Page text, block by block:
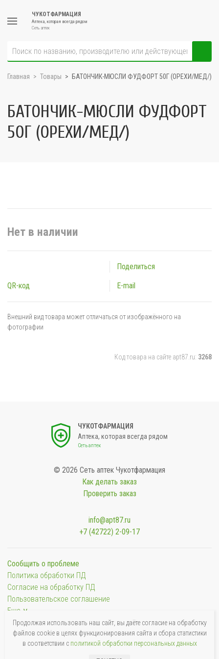
ЧУКОТФАРМАЦИЯ
Аптека, которая всегда рядом
Сеть аптек
Главная Товары БАТОНЧИК-MЮСЛИ ФУДФОРТ 50Г (ОРЕХИ/МЕД/)
БАТОНЧИК-MЮСЛИ ФУДФОРТ
50Г (ОРЕХИ/МЕД/)
Нет в наличии
Поделиться
QR-код E-mail
Внешний вид товара может отличаться от изображённого на
фотографии
Код товара на сайте apt87.ru: 3268
ЧУКОТФАРМАЦИЯ
Аптека, которая всегда рядом
Сеть аптек
© 2026 Сеть аптек Чукотфармация
Как делать заказ
Проверить заказ
info@apt87.ru
+7 (42722) 2-09-17
Сообщить о проблеме
Политика обработки ПД
Согласие на обработку ПД
Пользовательское соглашение
Еще ∨
Продолжая использовать наш сайт, вы даёте согласие на обработку
файлов cookie в целях функционирования сайта и сбора статистики
в соответствии с политикой обработки персональных данных